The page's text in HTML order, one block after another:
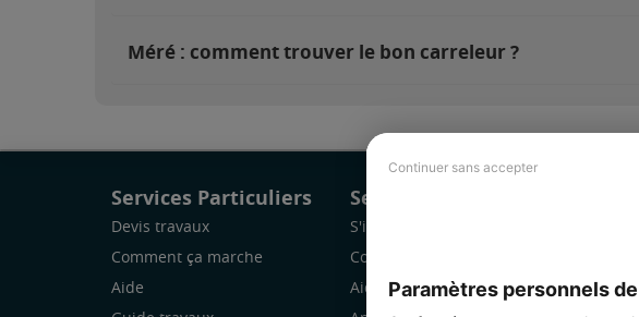
Continuer sans accepter
Paramètres personnels
Méré : comment trouver le bon carreleur ?
Services Particuliers
Devis travaux
Comment ça marche
Aide
Services Pro
S'inscrire
Comment ça marche
Aide